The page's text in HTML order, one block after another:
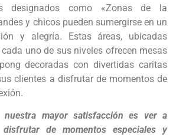
designados como «Zonas de la
y chicos pueden sumergirse en un
y alegría. Estas áreas, ubicadas
uno de sus niveles ofrecen mesas
decoradas con divertidas caritas
clientes a disfrutar de momentos de
nuestra mayor satisfacción es ver a
de momentos especiales y